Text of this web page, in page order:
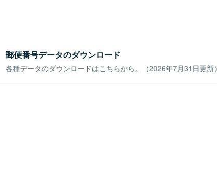
郵便番号データのダウンロード
各種データのダウンロードはこちらから。（2026年7月31日更新）